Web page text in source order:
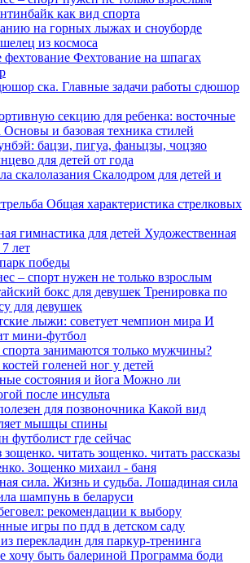
как вид спорта
на горных лыжах и сноуборде
из космоса
фехтование Фехтование на шпагах
ска. Главные задачи работы сдюшор
секцию для ребенка: восточные
Основы и базовая техника стилей
бацзи, пигуа, фаньцзы, чоцзяо
для детей от года
скалолазания Скалодром для детей и
Общая характеристика стрелковых
гимнастика для детей Художественная
лет
победы
– спорт нужен не только взрослым
бокс для девушек Тренировка по
для девушек
лыжи: советует чемпион мира И
мини-футбол
занимаются только мужчины?
голеней ног у детей
состояния и йога Можно ли
после инсульта
для позвоночника Какой вид
мышцы спины
футболист где сейчас
зощенко. читать зощенко. читать рассказы
Зощенко михаил - баня
сила. Жизнь и судьба. Лошадиная сила
шампунь в беларуси
рекомендации к выбору
игры по пдд в детском саду
перекладин для паркур-тренинга
хочу быть балериной Программа боди